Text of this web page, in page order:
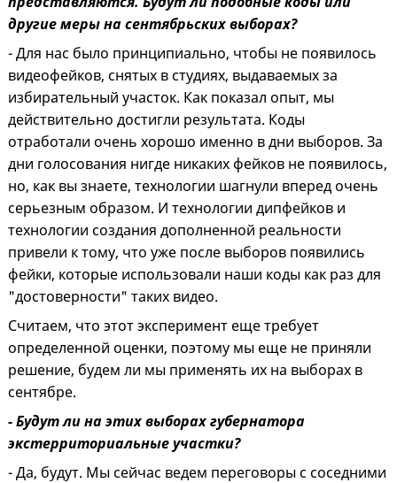
другие меры на сентябрьских выборах?
- Для нас было принципиально, чтобы не появилось
видеофейков, снятых в студиях, выдаваемых за
избирательный участок. Как показал опыт, мы
действительно достигли результата. Коды
отработали очень хорошо именно в дни выборов. За
дни голосования нигде никаких фейков не появилось,
но, как вы знаете, технологии шагнули вперед очень
серьезным образом. И технологии дипфейков и
технологии создания дополненной реальности
привели к тому, что уже после выборов появились
фейки, которые использовали наши коды как раз для
"достоверности" таких видео.
Считаем, что этот эксперимент еще требует
определенной оценки, поэтому мы еще не приняли
решение, будем ли мы применять их на выборах в
сентябре.
- Будут ли на этих выборах губернатора
экстерриториальные участки?
- Да, будут. Мы сейчас ведем переговоры с соседними